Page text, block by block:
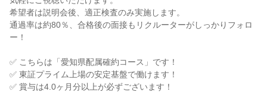
希望者は説明会後、適正検査のみ実施します。
通過率は約80％、合格後の面接もリクルーターがしっかりフォロ
ー！
✅ こちらは「愛知県配属確約コース」です！
✅ 東証プライム上場の安定基盤で働けます！
✅ 賞与は4.0ヶ月分以上が必ずございます！